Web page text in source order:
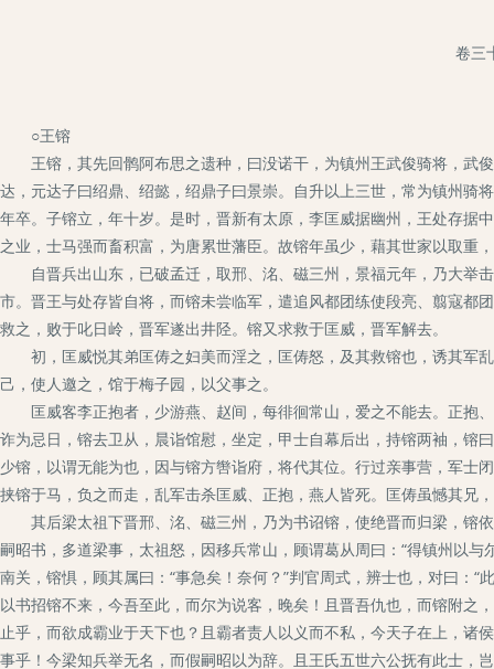
卷三
○王镕
王镕，其先回鹘阿布思之遗种，曰没诺干，为镇州王武俊骑将，武
达，元达子曰绍鼎、绍懿，绍鼎子曰景崇。自升以上三世，常为镇州骑
年卒。子镕立，年十岁。是时，晋新有太原，李匡威据幽州，王处存据
之业，士马强而畜积富，为唐累世藩臣。故镕年虽少，藉其世家以取重
自晋兵出山东，已破孟迁，取邢、洺、磁三州，景福元年，乃大举
市。晋王与处存皆自将，而镕未尝临军，遣追风都团练使段亮、翦寇都
救之，败于叱日岭，晋军遂出井陉。镕又求救于匡威，晋军解去。
初，匡威悦其弟匡俦之妇美而淫之，匡俦怒，及其救镕也，诱其军
己，使人邀之，馆于梅子园，以父事之。
匡威客李正抱者，少游燕、赵间，每徘徊常山，爱之不能去。正抱
诈为忌日，镕去卫从，晨诣馆慰，坐定，甲士自幕后出，持镕两袖，镕
少镕，以谓无能为也，因与镕方辔诣府，将代其位。行过亲事营，军
挟镕于马，负之而走，乱军击杀匡威、正抱，燕人皆死。匡俦虽憾其兄
其后梁太祖下晋邢、洺、磁三州，乃为书诏镕，使绝晋而归梁，镕
嗣昭书，多道梁事，太祖怒，因移兵常山，顾谓葛从周曰：“得镇州以
南关，镕惧，顾其属曰：“事急矣！奈何？”判官周式，辨士也，对曰：
以书招镕不来，今吾至此，而尔为说客，晚矣！且晋吾仇也，而镕附之
止乎，而欲成霸业于天下也？且霸者责人以义而不私，今天子在上，
事乎！今梁知兵举无名，而假嗣昭以为辞。且王氏五世六公抚有此士，